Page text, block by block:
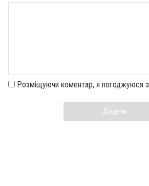
Розміщуючи коментар, я погоджуюся з
Додати